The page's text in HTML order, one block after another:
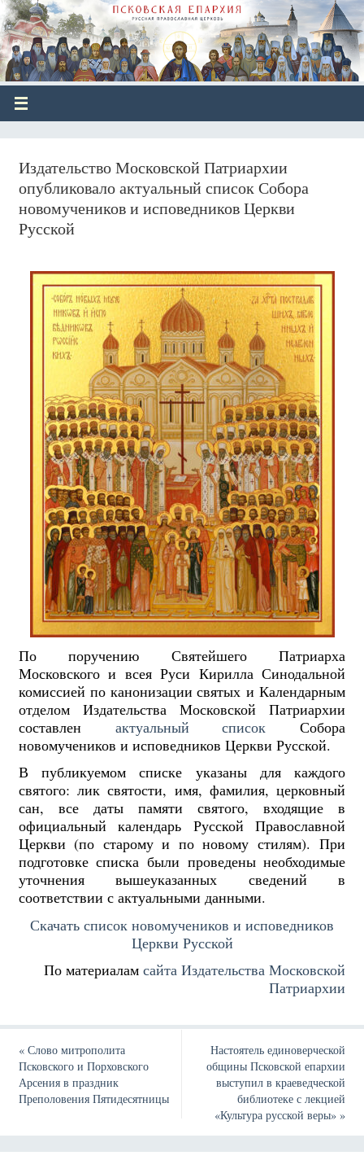
Издательство Московской Патриархии
опубликовало актуальный список Собора
новомучеников и исповедников Церкви
Русской
По поручению Святейшего Патриарха
Московского и всея Руси Кирилла Синодальной
комиссией по канонизации святых и Календарным
отделом Издательства Московской Патриархии
составлен актуальный список Собора
новомучеников и исповедников Церкви Русской.
В публикуемом списке указаны для каждого
святого: лик святости, имя, фамилия, церковный
сан, все даты памяти святого, входящие в
официальный календарь Русской Православной
Церкви (по старому и по новому стилям). При
подготовке списка были проведены необходимые
уточнения вышеуказанных сведений в
соответствии с актуальными данными.
Скачать список новомучеников и исповедников
Церкви Русской
По материаламсайта Издательства Московской
Патриархии
«Слово митрополита
Псковского и Порховского
Арсения в праздник
Преполовения Пятидесятницы
Настоятель единоверческой
общины Псковской епархии
выступил в краеведческой
библиотеке с лекцией
«Культура русской веры»»